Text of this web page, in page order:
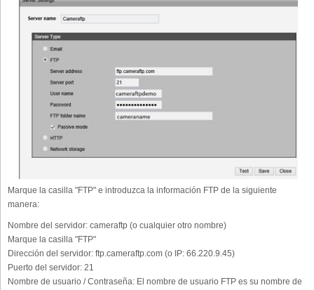
Marque la casilla "FTP" e introduzca la información FTP de la siguiente
manera:
Nombre del servidor: cameraftp (o cualquier otro nombre)
Marque la casilla "FTP"
Dirección del servidor: ftp.cameraftp.com (o IP: 66.220.9.45)
Puerto del servidor: 21
Nombre de usuario / Contraseña: El nombre de usuario FTP es su nombre de